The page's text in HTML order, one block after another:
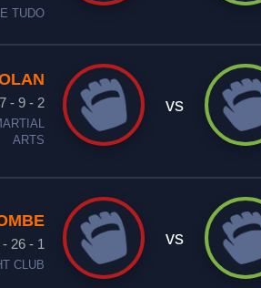
TUDO
- 9 - 2
ARTS
vs
- 26 - 1
CLUB
vs